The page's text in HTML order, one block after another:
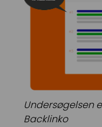
Undersøgelsen
Backlinko